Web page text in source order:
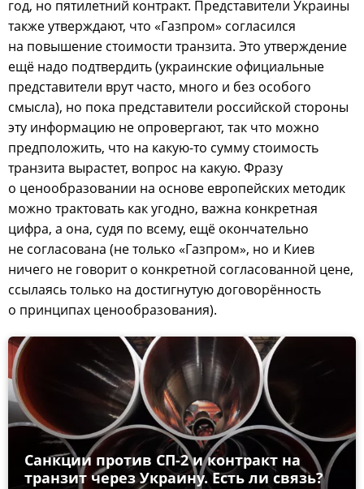
год, но пятилетний контракт. Представители Украины
также утверждают, что «Газпром» согласился
на повышение стоимости транзита. Это утверждение
ещё надо подтвердить (украинские официальные
представители врут часто, много и без особого
смысла), но пока представители российской стороны
эту информацию не опровергают, так что можно
предположить, что на какую-то сумму стоимость
транзита вырастет, вопрос на какую. Фразу
о ценообразовании на основе европейских методик
можно трактовать как угодно, важна конкретная
цифра, а она, судя по всему, ещё окончательно
не согласована (не только «Газпром», но и Киев
ничего не говорит о конкретной согласованной цене,
ссылаясь только на достигнутую договорённость
о принципах ценообразования).
Санкции против СП-2 и контракт на
транзит через Украину. Есть ли связь?